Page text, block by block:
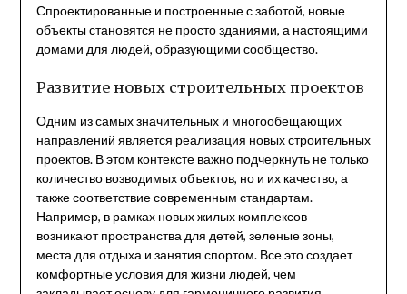
Спроектированные и построенные с заботой, новые
объекты становятся не просто зданиями, а настоящими
домами для людей, образующими сообщество.
Развитие новых строительных проектов
Одним из самых значительных и многообещающих
направлений является реализация новых строительных
проектов. В этом контексте важно подчеркнуть не только
количество возводимых объектов, но и их качество, а
также соответствие современным стандартам.
Например, в рамках новых жилых комплексов
возникают пространства для детей, зеленые зоны,
места для отдыха и занятия спортом. Все это создает
комфортные условия для жизни людей, чем